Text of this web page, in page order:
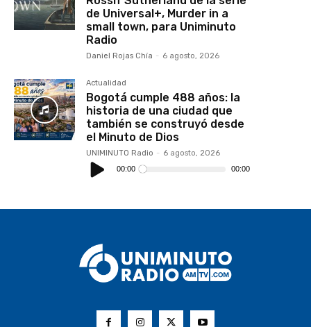
de Universal+, Murder in a
small town, para Uniminuto
Radio
Daniel Rojas Chía - 6 agosto, 2026
Actualidad
Bogotá cumple 488 años: la
historia de una ciudad que
también se construyó desde
el Minuto de Dios
UNIMINUTO Radio - 6 agosto, 2026
Reproductor
de
audio
00:00 00:00